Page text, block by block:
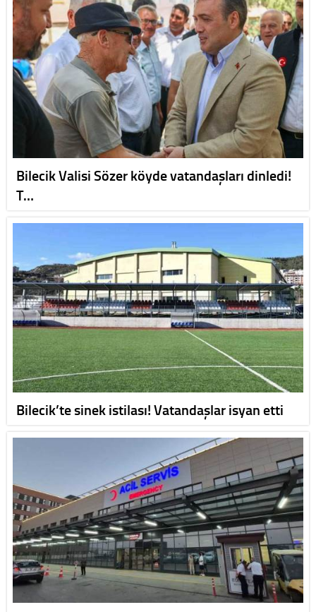
Bilecik Valisi Sözer köyde vatandaşları dinledi!
T…
Bilecik’te sinek istilası! Vatandaşlar isyan etti